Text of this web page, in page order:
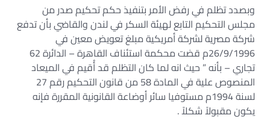
وبصدد تظلم في رفض الأمر بتنفيذ حكم تحكيم صدر من
مجلس التحكيم التابع لهيئة السكر في لندن والقاضي بأن تدفع
شركة مصرية لشركة أمريكية مبلغ تعويض معين في
26/9/1996م قضت محكمة استئناف القاهرة – الدائرة 62
تجاري – بأنه ” حيث انه لما كان التظلم قد أُقيم في الميعاد
المنصوص علية في المادة 58 من قانون التحكيم رقم 27
لسنة 1994م مستوفيا سائر أوضاعة القانونية المقررة فإنه
يكون مقبولاً شكلاً .